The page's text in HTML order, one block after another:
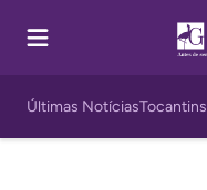
Últimas NotíciasTocantins